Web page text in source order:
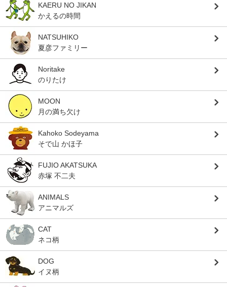
KAERU NO JIKAN
かえるの時間
NATSUHIKO
夏彦ファミリー
Noritake
のりたけ
MOON
月の満ち欠け
Kahoko Sodeyama
そで山 かほ子
FUJIO AKATSUKA
赤塚 不二夫
ANIMALS
アニマルズ
CAT
ネコ柄
DOG
イヌ柄